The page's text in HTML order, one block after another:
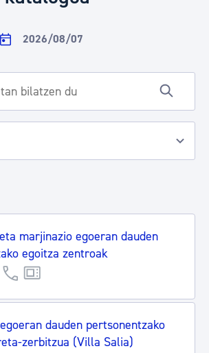
2026/08/07
marjinazio egoeran dauden
egoitza zentroak
dauden pertsonentzako
zerbitzua (Villa Salia)